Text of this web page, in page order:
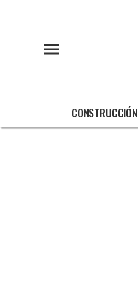
CONSTRUCCIÓN